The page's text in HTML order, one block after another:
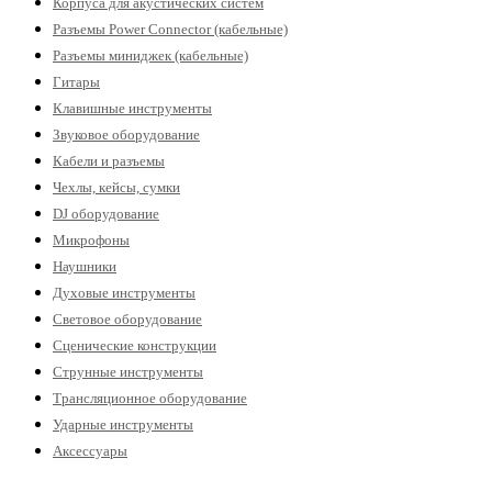
Разъемы Power Connector (кабельные)
Разъемы миниджек (кабельные)
Гитары
Клавишные инструменты
Звуковое оборудование
Кабели и разъемы
Чехлы, кейсы, сумки
DJ оборудование
Микрофоны
Наушники
Духовые инструменты
Световое оборудование
Сценические конструкции
Струнные инструменты
Трансляционное оборудование
Ударные инструменты
Аксессуары